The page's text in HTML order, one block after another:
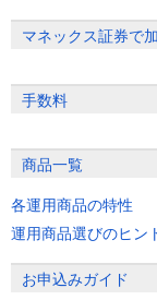
マネックス証券で
手数料
商品一覧
各運用商品の特性
運用商品選びのヒン
お申込みガイド